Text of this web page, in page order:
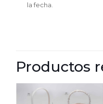
la fecha.
Productos